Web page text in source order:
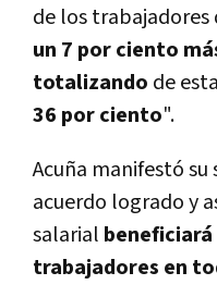
de los
un 7 por ciento
totalizando de
36 por ciento".
Acuña manifestó
acuerdo logrado y
salarial beneficiará
trabajadores en